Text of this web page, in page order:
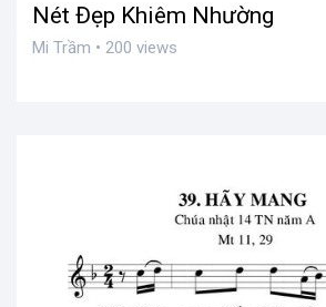
Nét Đẹp Khiêm Nhường
Mi Trầm • 200 views